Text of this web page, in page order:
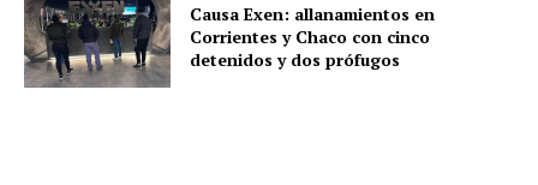
Causa Exen: allanamientos en
Corrientes y Chaco con cinco
detenidos y dos prófugos